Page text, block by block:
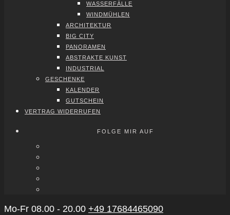
WAS­SER­FÄL­LE
WIND­MÜH­LEN
ARCHI­TEK­TUR
BIG CITY
PAN­ORA­MEN
ABS­TRAK­TE KUNST
INDUS­TRI­AL
GESCHEN­KE
KALEN­DER
GUT­SCHEIN
VER­TRAG WIDER­RU­FEN
FOLGE MIR AUF
Mo-Fr 08.00 - 20.00 +49 17684465090